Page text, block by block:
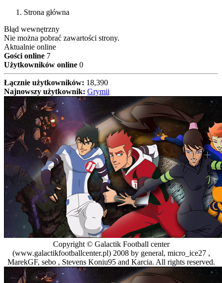
Strona główna
Błąd wewnętrzny
Nie można pobrać zawartości strony.
Aktualnie online
Gości online 7
Użytkowników online 0
Łącznie użytkowników: 18,390
Najnowszy użytkownik: Grymii
Copyright © Galactik Football center
(www.galactikfootballcenter.pl) 2008 by general, micro_ice27 ,
MarekGF, sebo , Stevens Koniu95 and Karcia. All rights reserved.